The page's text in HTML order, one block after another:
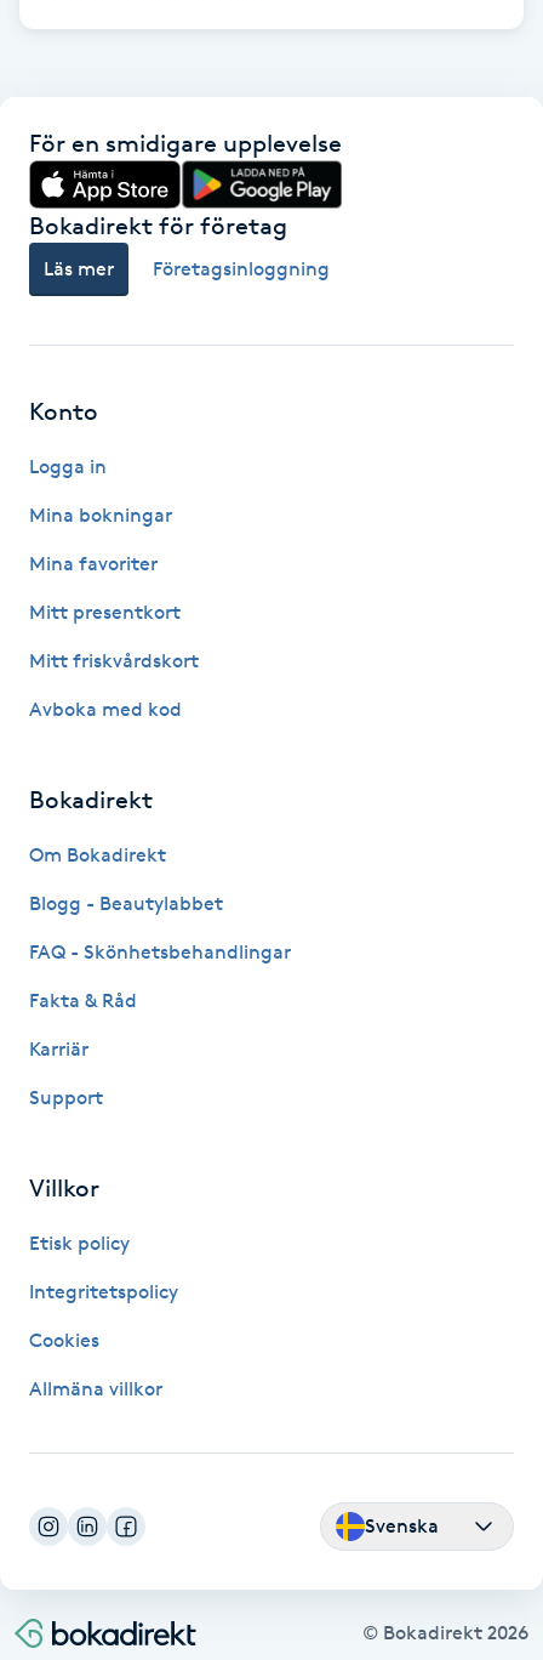
IR-massage
Japansk massage
Katun fransar
Kemisk peeling
Kinesiologi
Kinesisk medicin
Klangmassage
Klippning & Slingor
Klippning ungdom
Kroppsinpackning
Kroppspeeling
Laserbehandling
Lashlift Keratin
För en smidigare upplevelse
Bokadirekt för företag
Läs mer Företagsinloggning
Konto
Logga in
Mina bokningar
Mina favoriter
Mitt presentkort
Mitt friskvårdskort
Avboka med kod
Bokadirekt
Om Bokadirekt
Blogg - Beautylabbet
FAQ - Skönhetsbehandlingar
Fakta & Råd
Karriär
Support
Villkor
Etisk policy
Integritetspolicy
Cookies
Allmäna villkor
Svenska
© Bokadirekt 2026